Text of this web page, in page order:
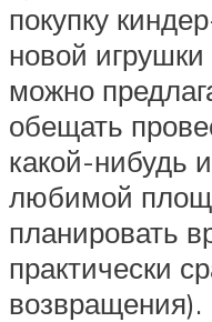
покупку
новой
можно
обещать
какой-нибудь
любимой
планировать
практически
возвращения).